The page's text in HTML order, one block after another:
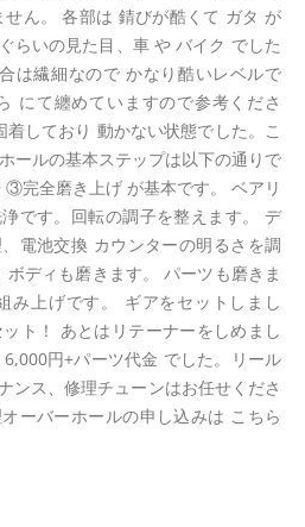
ん。 各部は 錆びが酷くて ガタ が
らいの見た目、車 や バイク でした
は繊細なので かなり酷いレベルで
にて纏めていますので参考くださ
しており 動かない状態でした。こ
ールの基本ステップは以下の通りで
全磨き上げ が基本です。 ベアリ
です。回転の調子を整えます。 デ
電池交換 カウンターの明るさを調
ディも磨きます。 パーツも磨きま
み上げです。 ギアをセットしまし
ト！ あとはリテーナーをしめまし
円+パーツ代金 でした。リール
ンス、修理チューンはお任せくださ
ーバーホールの申し込みは こちら